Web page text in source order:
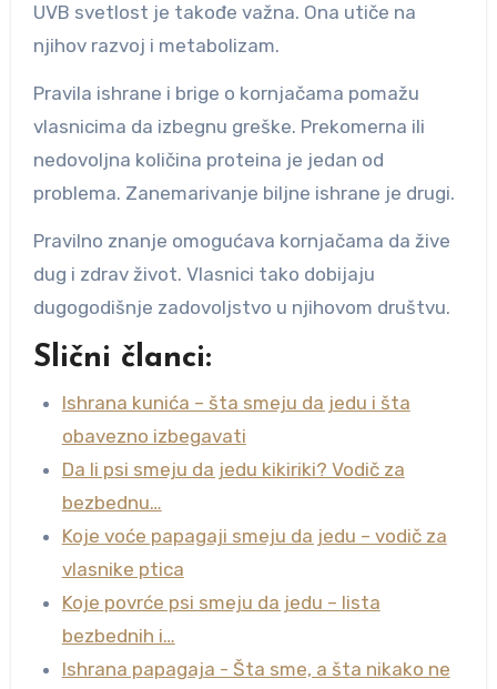
UVB svetlost je takođe važna. Ona utiče na
njihov razvoj i metabolizam.
Pravila ishrane i brige o kornjačama pomažu
vlasnicima da izbegnu greške. Prekomerna ili
nedovoljna količina proteina je jedan od
problema. Zanemarivanje biljne ishrane je drugi.
Pravilno znanje omogućava kornjačama da žive
dug i zdrav život. Vlasnici tako dobijaju
dugogodišnje zadovoljstvo u njihovom društvu.
Slični članci:
Ishrana kunića – šta smeju da jedu i šta
obavezno izbegavati
Da li psi smeju da jedu kikiriki? Vodič za
bezbednu…
Koje voće papagaji smeju da jedu – vodič za
vlasnike ptica
Koje povrće psi smeju da jedu – lista
bezbednih i…
Ishrana papagaja - Šta sme, a šta nikako ne